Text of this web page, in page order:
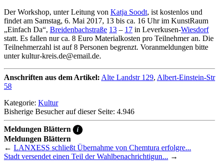
Der Workshop, unter Leitung von Katja Soodt, ist kostenlos und
findet am Samstag, 6. Mai 2017, 13 bis ca. 16 Uhr im KunstRaum
„Einfach Da“, Breidenbachstraße 13 – 17 in Leverkusen-Wiesdorf
statt. Es fallen nur ca. 8 Euro Materialkosten pro Teilnehmer an. Die
Teilnehmerzahl ist auf 8 Personen begrenzt. Voranmeldungen bitte
unter kultur-kreis.de@email.de.
Anschriften aus dem Artikel: Alte Landstr 129, Albert-Einstein-Str
58
Kategorie: Kultur
Bisherige Besucher auf dieser Seite: 4.946
Meldungen Blättern i
Meldungen Blättern
← LANXESS schließt Übernahme von Chemtura erfolgre...
Stadt versendet einen Teil der Wahlbenachrichtigun... →